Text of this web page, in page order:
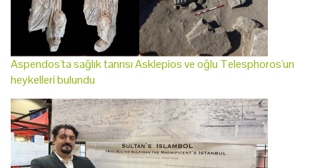
Aspendos'ta sağlık tanrısı Asklepios ve oğlu Telesphoros'un
heykelleri bulundu